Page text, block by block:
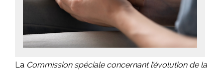
La Commission spéciale concernant l’évolution de la